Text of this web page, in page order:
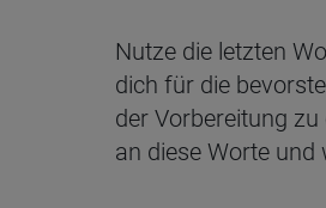
Nutze die letzten
dich für die
der Vorbereitung
an diese Worte und